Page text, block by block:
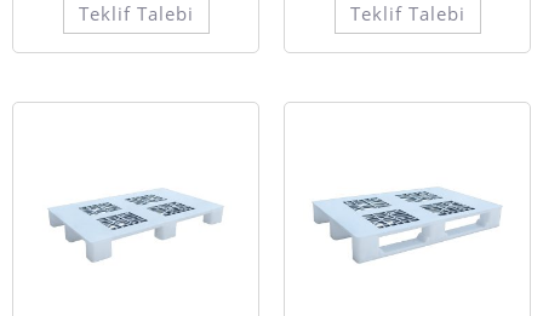
Teklif Talebi Teklif Talebi